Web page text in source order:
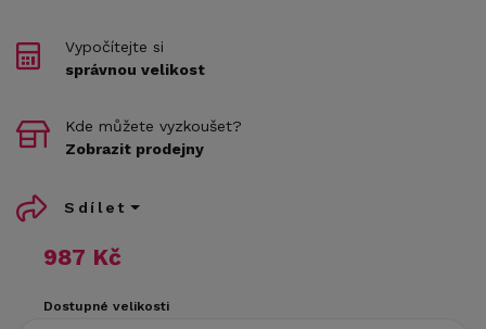
987 Kč
Dostupné velikosti
Vypočítejte si
správnou velikost
Kde můžete vyzkoušet?
Zobrazit prodejny
Sdílet